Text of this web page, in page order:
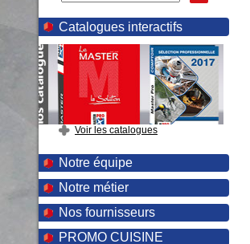
Catalogues interactifs
Voir les catalogues
Notre équipe
Notre métier
Nos fournisseurs
PROMO CUISINE